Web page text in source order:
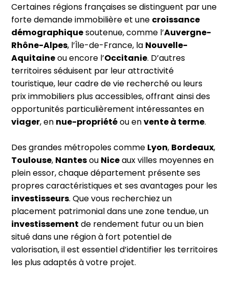
Certaines régions françaises se distinguent par une
forte demande immobilière et une croissance
démographiquesoutenue, comme l’Auvergne-
Rhône-Alpes, l’Île-de-France, la Nouvelle-
Aquitaineou encore l’Occitanie. D’autres
territoires séduisent par leur attractivité
touristique, leur cadre de vie recherché ou leurs
prix immobiliers plus accessibles, offrant ainsi des
opportunités particulièrement intéressantes en
viager, en nue-propriétéou envente à terme.
Des grandes métropoles comme Lyon, Bordeaux,
Toulouse, Nantesou Niceaux villes moyennes en
plein essor, chaque département présente ses
propres caractéristiques et ses avantages pour les
investisseurs. Que vous recherchiez un
placement patrimonial dans une zone tendue, un
investissement de rendement futur ou un bien
situé dans une région à fort potentiel de
valorisation, il est essentiel d’identifier les territoires
les plus adaptés à votre projet.